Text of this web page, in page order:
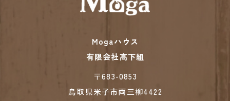
Mogaハウス
有限会社高下組
​​​​​​​〒683-0853
鳥取県米子市両三柳4422